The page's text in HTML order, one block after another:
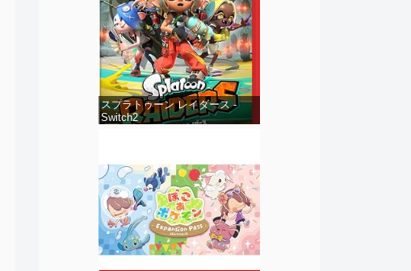
スプラトゥーン レイダース -
Switch2